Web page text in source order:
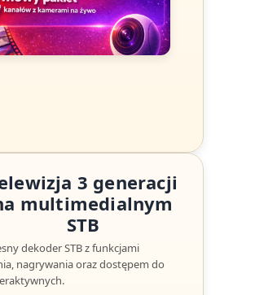
3 generacji
multimedialnym
STB
dekoder STB z funkcjami
nagrywania oraz dostępem do